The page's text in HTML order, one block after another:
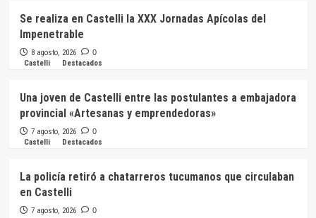
Se realiza en Castelli la XXX Jornadas Apícolas del
Impenetrable
8 agosto, 2026 0
Castelli Destacados
Una joven de Castelli entre las postulantes a embajadora
provincial «Artesanas y emprendedoras»
7 agosto, 2026 0
Castelli Destacados
La policía retiró a chatarreros tucumanos que circulaban
en Castelli
7 agosto, 2026 0